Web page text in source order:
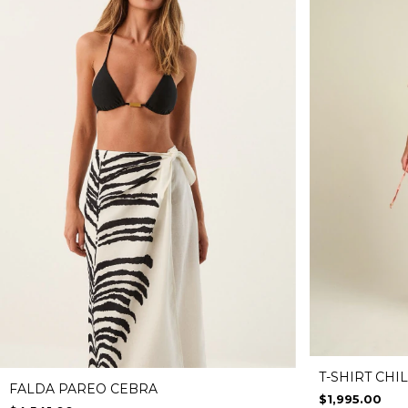
FALDA PAREO CEBRA
T-SHIRT
$1,995.00